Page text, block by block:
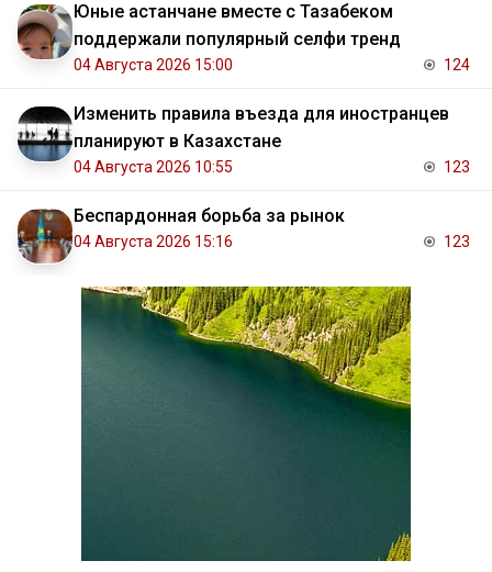
Юные астанчане вместе с Тазабеком
поддержали популярный селфи тренд
04 Августа 2026 15:00 124
Изменить правила въезда для иностранцев
планируют в Казахстане
04 Августа 2026 10:55 123
Беспардонная борьба за рынок
04 Августа 2026 15:16 123